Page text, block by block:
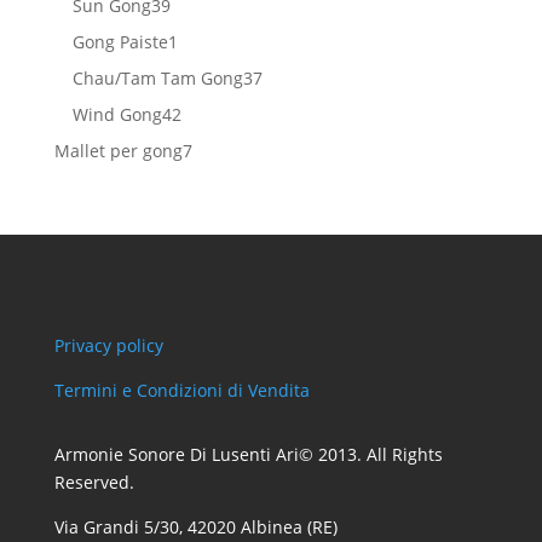
Sun Gong39
prodotti
Gong Paiste1
prodotto
Chau/Tam Tam Gong3737
Wind Gong4242
prodotti
Mallet per gong77
Privacy policy
Termini e Condizioni di Vendita
Armonie Sonore Di Lusenti Ari© 2013. All Rights
Reserved.
Via Grandi 5/30, 42020 Albinea (RE)